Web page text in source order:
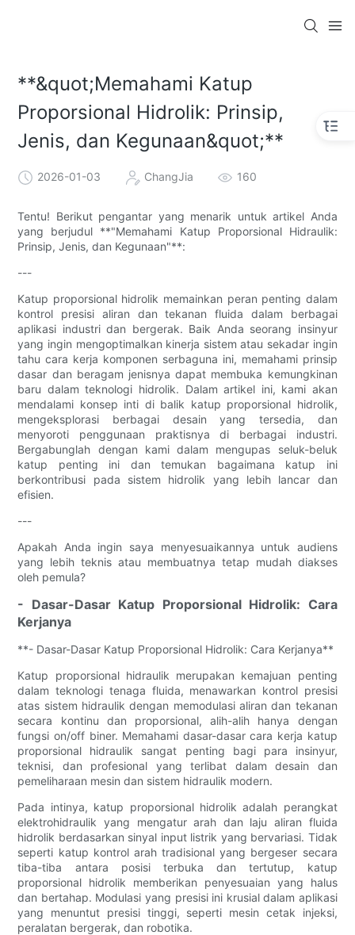
**&quot;Memahami Katup
Proporsional Hidrolik: Prinsip,
Jenis, dan Kegunaan&quot;**
2026-01-03 ChangJia 160
Tentu! Berikut pengantar yang menarik untuk artikel Anda
yang berjudul **"Memahami Katup Proporsional Hidraulik:
Prinsip, Jenis, dan Kegunaan"**:
---
Katup proporsional hidrolik memainkan peran penting dalam
kontrol presisi aliran dan tekanan fluida dalam berbagai
aplikasi industri dan bergerak. Baik Anda seorang insinyur
yang ingin mengoptimalkan kinerja sistem atau sekadar ingin
tahu cara kerja komponen serbaguna ini, memahami prinsip
dasar dan beragam jenisnya dapat membuka kemungkinan
baru dalam teknologi hidrolik. Dalam artikel ini, kami akan
mendalami konsep inti di balik katup proporsional hidrolik,
mengeksplorasi berbagai desain yang tersedia, dan
menyoroti penggunaan praktisnya di berbagai industri.
Bergabunglah dengan kami dalam mengupas seluk-beluk
katup penting ini dan temukan bagaimana katup ini
berkontribusi pada sistem hidrolik yang lebih lancar dan
efisien.
---
Apakah Anda ingin saya menyesuaikannya untuk audiens
yang lebih teknis atau membuatnya tetap mudah diakses
oleh pemula?
- Dasar-Dasar Katup Proporsional Hidrolik: Cara
Kerjanya
**- Dasar-Dasar Katup Proporsional Hidrolik: Cara Kerjanya**
Katup proporsional hidraulik merupakan kemajuan penting
dalam teknologi tenaga fluida, menawarkan kontrol presisi
atas sistem hidraulik dengan memodulasi aliran dan tekanan
secara kontinu dan proporsional, alih-alih hanya dengan
fungsi on/off biner. Memahami dasar-dasar cara kerja katup
proporsional hidraulik sangat penting bagi para insinyur,
teknisi, dan profesional yang terlibat dalam desain dan
pemeliharaan mesin dan sistem hidraulik modern.
Pada intinya, katup proporsional hidrolik adalah perangkat
elektrohidraulik yang mengatur arah dan laju aliran fluida
hidrolik berdasarkan sinyal input listrik yang bervariasi. Tidak
seperti katup kontrol arah tradisional yang bergeser secara
tiba-tiba antara posisi terbuka dan tertutup, katup
proporsional hidrolik memberikan penyesuaian yang halus
dan bertahap. Modulasi yang presisi ini krusial dalam aplikasi
yang menuntut presisi tinggi, seperti mesin cetak injeksi,
peralatan bergerak, dan robotika.